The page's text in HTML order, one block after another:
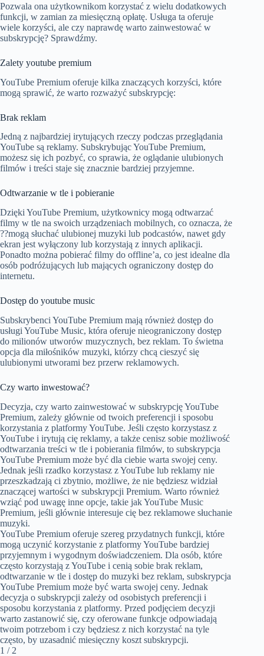
Pozwala ona użytkownikom korzystać z wielu dodatkowych
funkcji, w zamian za miesięczną opłatę. Usługa ta oferuje
wiele korzyści, ale czy naprawdę warto zainwestować w
subskrypcję? Sprawdźmy.
Zalety youtube premium
YouTube Premium oferuje kilka znaczących korzyści, które
mogą sprawić, że warto rozważyć subskrypcję:
Brak reklam
Jedną z najbardziej irytujących rzeczy podczas przeglądania
YouTube są reklamy. Subskrybując YouTube Premium,
możesz się ich pozbyć, co sprawia, że oglądanie ulubionych
filmów i treści staje się znacznie bardziej przyjemne.
Odtwarzanie w tle i pobieranie
Dzięki YouTube Premium, użytkownicy mogą odtwarzać
filmy w tle na swoich urządzeniach mobilnych, co oznacza, że
??mogą słuchać ulubionej muzyki lub podcastów, nawet gdy
ekran jest wyłączony lub korzystają z innych aplikacji.
Ponadto można pobierać filmy do offline’a, co jest idealne dla
osób podróżujących lub mających ograniczony dostęp do
internetu.
Dostęp do youtube music
Subskrybenci YouTube Premium mają również dostęp do
usługi YouTube Music, która oferuje nieograniczony dostęp
do milionów utworów muzycznych, bez reklam. To świetna
opcja dla miłośników muzyki, którzy chcą cieszyć się
ulubionymi utworami bez przerw reklamowych.
Czy warto inwestować?
Decyzja, czy warto zainwestować w subskrypcję YouTube
Premium, zależy głównie od twoich preferencji i sposobu
korzystania z platformy YouTube. Jeśli często korzystasz z
YouTube i irytują cię reklamy, a także cenisz sobie możliwość
odtwarzania treści w tle i pobierania filmów, to subskrypcja
YouTube Premium może być dla ciebie warta swojej ceny.
Jednak jeśli rzadko korzystasz z YouTube lub reklamy nie
przeszkadzają ci zbytnio, możliwe, że nie będziesz widział
znaczącej wartości w subskrypcji Premium. Warto również
wziąć pod uwagę inne opcje, takie jak YouTube Music
Premium, jeśli głównie interesuje cię bez reklamowe słuchanie
muzyki.
YouTube Premium oferuje szereg przydatnych funkcji, które
mogą uczynić korzystanie z platformy YouTube bardziej
przyjemnym i wygodnym doświadczeniem. Dla osób, które
często korzystają z YouTube i cenią sobie brak reklam,
odtwarzanie w tle i dostęp do muzyki bez reklam, subskrypcja
YouTube Premium może być warta swojej ceny. Jednak
decyzja o subskrypcji zależy od osobistych preferencji i
sposobu korzystania z platformy. Przed podjęciem decyzji
warto zastanowić się, czy oferowane funkcje odpowiadają
twoim potrzebom i czy będziesz z nich korzystać na tyle
często, by uzasadnić miesięczny koszt subskrypcji.
1 / 2